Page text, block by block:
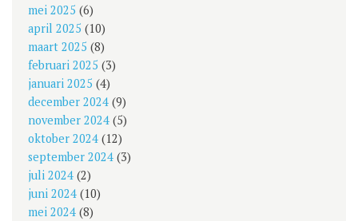
mei 2025 (6)
april 2025 (10)
maart 2025 (8)
februari 2025 (3)
januari 2025 (4)
december 2024 (9)
november 2024 (5)
oktober 2024 (12)
september 2024 (3)
juli 2024 (2)
juni 2024 (10)
mei 2024 (8)